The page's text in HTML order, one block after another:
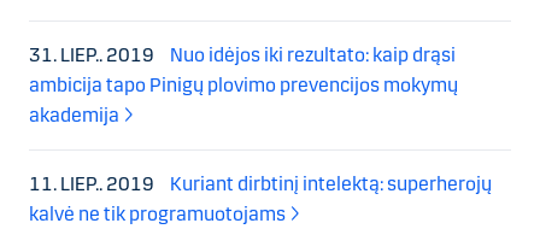
31. LIEP.. 2019
Nuo idėjos iki rezultato: kaip drąsi
ambicija tapo Pinigų plovimo prevencijos mokymų
akademija
11. LIEP.. 2019
Kuriant dirbtinį intelektą: superherojų
kalvė ne tik programuotojams